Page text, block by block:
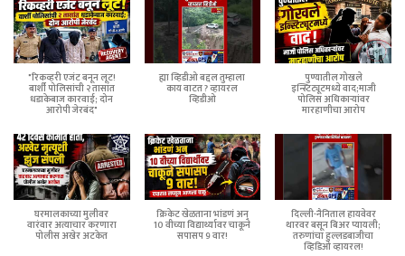
"रिकव्हरी एजंट बनून लूट!
बार्शी पोलिसांची २ तासांत
धडाकेबाज कारवाई; दोन
आरोपी जेरबंद"
ह्या व्हिडीओ बद्दल तुम्हाला
काय वाटत ? व्हायरल
व्हिडीओ
पुण्यातील गोखले
इन्स्टिट्यूटमध्ये वाद;माजी
पोलिस अधिकाऱ्यांवर
मारहाणीचा आरोप
घरमालकाच्या मुलीवर
वारंवार अत्याचार करणारा
पोलीस अखेर अटकेत
क्रिकेट खेळताना भांडणं अन्
10 वीच्या विद्यार्थ्यावर चाकूने
सपासप 9 वार!
दिल्ली-नैनिताल हायवेवर
थारवर बसून बिअर प्यायली;
तरुणांचा हुल्लडबाजीचा
व्हिडिओ व्हायरल!